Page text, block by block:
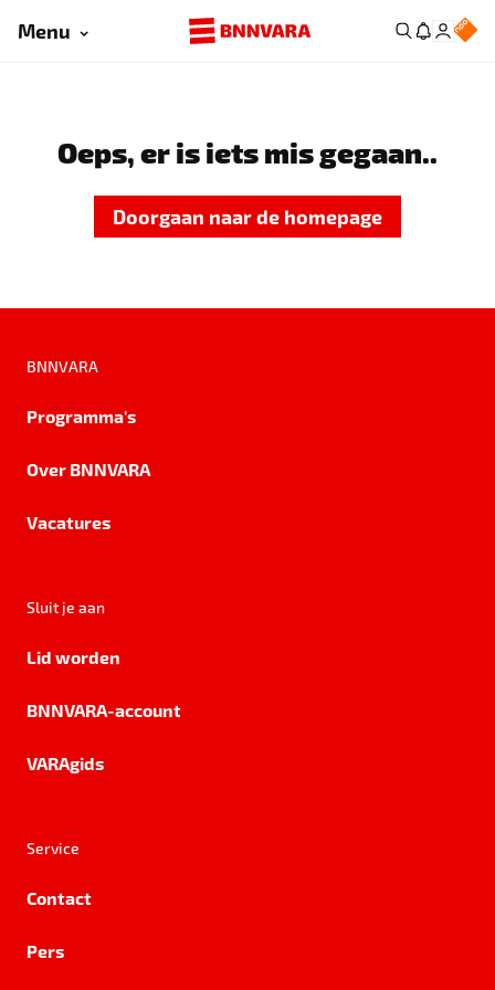
Menu
Oeps, er is iets mis gegaan..
Doorgaan naar de homepage
BNNVARA
Programma's
Over BNNVARA
Vacatures
Sluit je aan
Lid worden
BNNVARA-account
VARAgids
Service
Contact
Pers